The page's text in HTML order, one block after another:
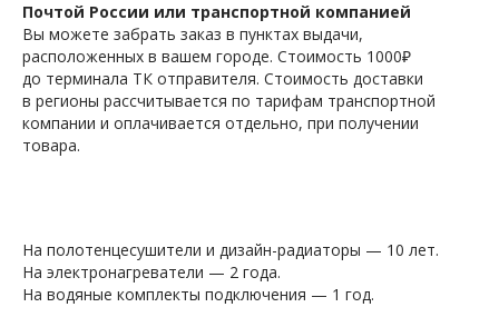
Почтой России или транспортной компанией
Вы можете забрать заказ в пунктах выдачи,
расположенных в вашем городе. Стоимость 1000₽
до терминала ТК отправителя. Стоимость доставки
в регионы рассчитывается по тарифам транспортной
компании и оплачивается отдельно, при получении
товара.
На полотенцесушители и дизайн-радиаторы — 10 лет.
На электронагреватели — 2 года.
На водяные комплекты подключения — 1 год.